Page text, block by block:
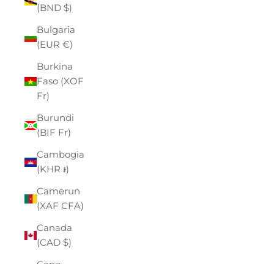
(BND $)
Bulgaria
(EUR €)
Burkina
Faso (XOF
Fr)
Burundi
(BIF Fr)
Cambogia
(KHR ៛)
Camerun
(XAF CFA)
Canada
(CAD $)